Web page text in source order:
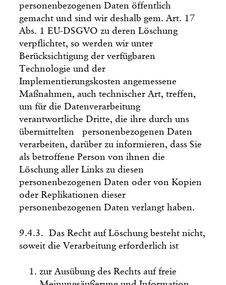
personenbezogenen Daten öffentlich
gemacht und sind wir deshalb gem. Art. 17
Abs. 1 EU-DSGVO zu deren Löschung
verpflichtet, so werden wir unter
Berücksichtigung der verfügbaren
Technologie und der
Implementierungskosten angemessene
Maßnahmen, auch technischer Art, treffen,
um für die Datenverarbeitung
verantwortliche Dritte, die ihre durch uns
übermittelten personenbezogenen Daten
verarbeiten, darüber zu informieren, dass Sie
als betroffene Person von ihnen die
Löschung aller Links zu diesen
personenbezogenen Daten oder von Kopien
oder Replikationen dieser
personenbezogenen Daten verlangt haben.
9.4.3. Das Recht auf Löschung besteht nicht,
soweit die Verarbeitung erforderlich ist
zur Ausübung des Rechts auf freie